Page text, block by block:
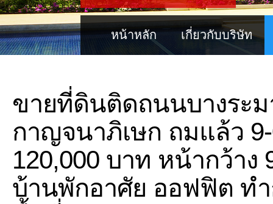
หน้าหลัก เกี่ยวกับบริษัท
ขายที่ดินติดถนนบางระ
กาญจนาภิเษก ถมแล้ว 9-
120,000 บาท หน้ากว้าง
บ้านพักอาศัย ออฟฟิต ทำ